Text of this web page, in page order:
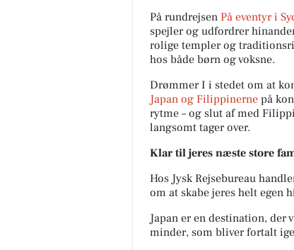
På rundrejsen På eventyr i
spejler og udfordrer
rolige templer og
hos både børn og voksne.
Drømmer I i stedet om at
Japan og Filippinerne på
rytme – og slut af med
langsomt tager over.
Klar til jeres næste store
Hos Jysk Rejsebureau
om at skabe jeres helt egen
Japan er en destination,
minder, som bliver fortalt